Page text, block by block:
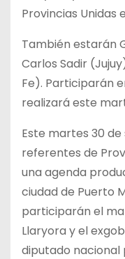
Provincias Unidas
También estarán
Carlos Sadir
Fe). Participarán
realizará este
Este martes 30
referentes de
una agenda
ciudad de Puerto
participarán el
Llaryora y el
diputado nacional